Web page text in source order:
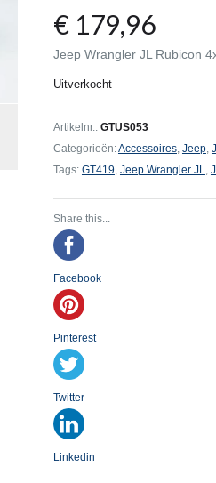
€179,96
Jeep Wrangler JL Rubicon
Uitverkocht
Artikelnr.: GTUS053
Categorieën:Accessoires, Jeep,
Tags: GT419, Jeep Wrangler JL,
Share this...
Facebook
Pinterest
Twitter
Linkedin